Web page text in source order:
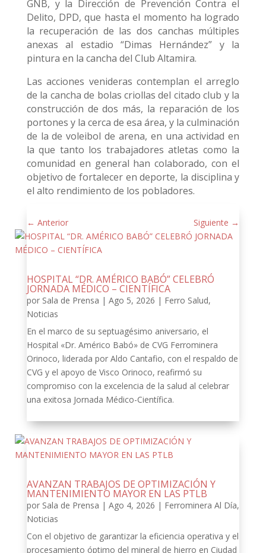
GNB, y la Dirección de Prevención Contra el
Delito, DPD, que hasta el momento ha logrado
la recuperación de las dos canchas múltiples
anexas al estadio “Dimas Hernández” y la
pintura en la cancha del Club Altamira.
Las acciones venideras contemplan el arreglo
de la cancha de bolas criollas del citado club y la
construcción de dos más, la reparación de los
portones y la cerca de esa área, y la culminación
de la de voleibol de arena, en una actividad en
la que tanto los trabajadores atletas como la
comunidad en general han colaborado, con el
objetivo de fortalecer en deporte, la disciplina y
el alto rendimiento de los pobladores.
← Anterior Siguiente →
HOSPITAL “DR. AMÉRICO BABÓ” CELEBRÓ
JORNADA MÉDICO – CIENTÍFICA
por Sala de Prensa | Ago 5, 2026 | Ferro Salud,
Noticias
En el marco de su septuagésimo aniversario, el
Hospital «Dr. Américo Babó» de CVG Ferrominera
Orinoco, liderada por Aldo Cantafio, con el respaldo de
CVG y el apoyo de Visco Orinoco, reafirmó su
compromiso con la excelencia de la salud al celebrar
una exitosa Jornada Médico-Científica.
AVANZAN TRABAJOS DE OPTIMIZACIÓN Y
MANTENIMIENTO MAYOR EN LAS PTLB
por Sala de Prensa | Ago 4, 2026 | Ferrominera Al Día,
Noticias
Con el objetivo de garantizar la eficiencia operativa y el
procesamiento óptimo del mineral de hierro en Ciudad